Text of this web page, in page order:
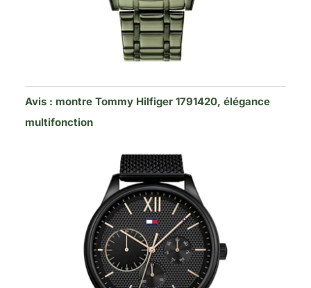
Avis : montre Tommy Hilfiger 1791420, élégance
multifonction